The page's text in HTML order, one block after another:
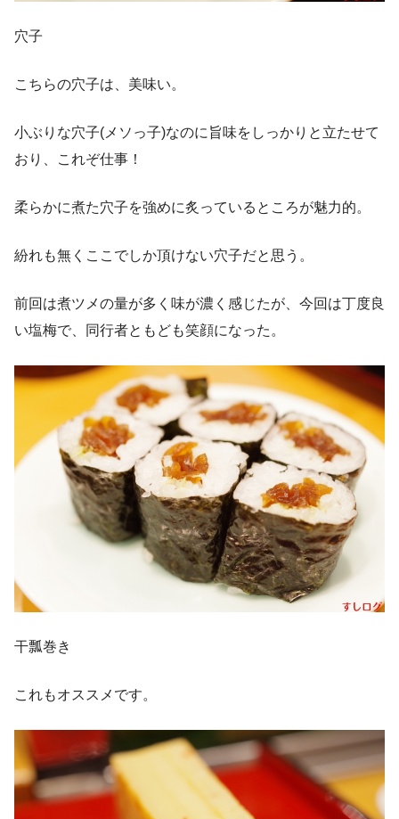
穴子
こちらの穴子は、美味い。
小ぶりな穴子(メソっ子)なのに旨味をしっかりと立たせて
おり、これぞ仕事！
柔らかに煮た穴子を強めに炙っているところが魅力的。
紛れも無くここでしか頂けない穴子だと思う。
前回は煮ツメの量が多く味が濃く感じたが、今回は丁度良
い塩梅で、同行者ともども笑顔になった。
干瓢巻き
これもオススメです。